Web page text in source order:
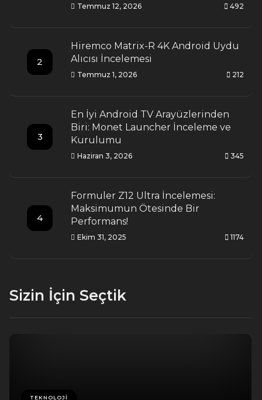
Temmuz 12, 2026 492
2
Hiremco Matrix-R 4K Android Uydu
Alıcısı İncelemesi
Temmuz 1, 2026 212
3
En İyi Android TV Arayüzlerinden
Biri: Monet Launcher İnceleme ve
Kurulumu
Haziran 3, 2026 345
4
Formuler Z12 Ultra İncelemesi:
Maksimumun Ötesinde Bir
Performans!
Ekim 31, 2025 1174
Sizin İçin Seçtik
TEKNOLOJI